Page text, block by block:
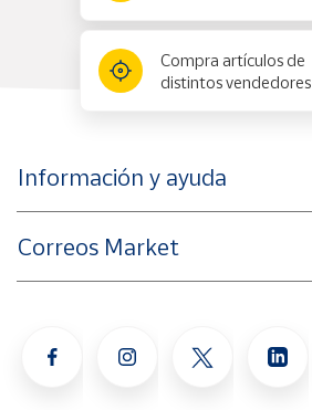
Compra artículos de
distintos vendedores
Información y ayuda
Correos Market